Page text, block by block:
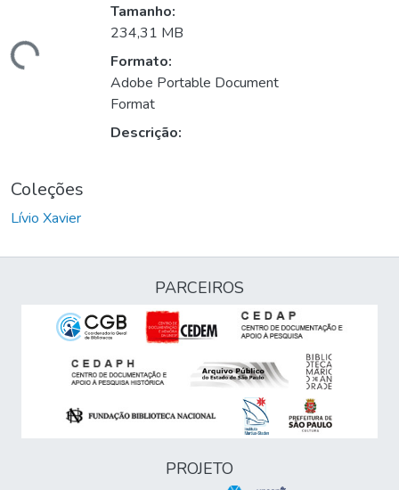
Tamanho:
234,31 MB
Formato:
Adobe Portable Document
Format
Descrição:
Coleções
Lívio Xavier
PARCEIROS
PROJETO